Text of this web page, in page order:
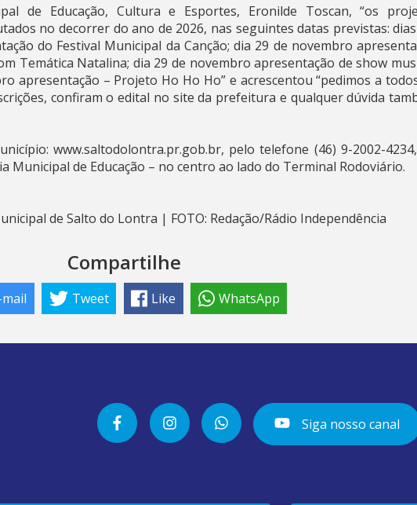
de Educação, Cultura e Esportes, Eronilde Toscan, “os
no decorrer do ano de 2026, nas seguintes datas previstas:
do Festival Municipal da Canção; dia 29 de novembro
Temática Natalina; dia 29 de novembro apresentação de show
apresentação – Projeto Ho Ho Ho” e acrescentou “pedimos a
confiram o edital no site da prefeitura e qualquer dúvida
www.saltodolontra.pr.gob.br, pelo telefone (46) 9-2002-
Municipal de Educação – no centro ao lado do Terminal Rodoviário.
de Salto do Lontra | FOTO: Redação/Rádio Independência
Compartilhe
mail Tweet Like WhatsApp
Siga nosso canal